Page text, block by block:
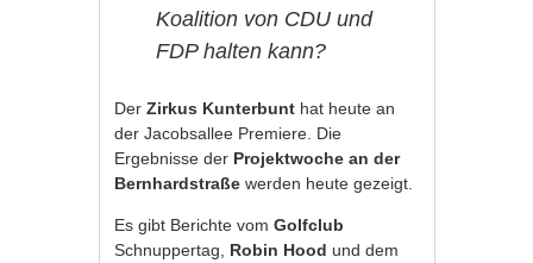
Koalition von CDU und
FDP halten kann?
DerZirkus Kunterbunt hat heute an
der Jacobsallee Premiere. Die
Ergebnisse der Projektwoche an der
Bernhardstraße werden heute gezeigt.
Es gibt Berichte vomGolfclub
Schnuppertag, Robin Hood und dem